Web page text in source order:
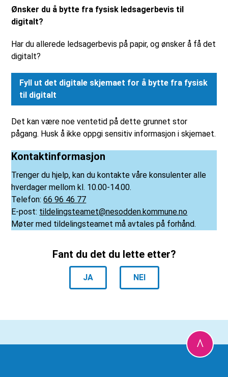
Ønsker du å bytte fra fysisk ledsagerbevis til
digitalt?
Har du allerede ledsagerbevis på papir, og ønsker å få det
digitalt?
Fyll ut det digitale skjemaet for å bytte fra fysisk
til digitalt
Det kan være noe ventetid på dette grunnet stor
pågang. Husk å ikke oppgi sensitiv informasjon i skjemaet.
Kontaktinformasjon
Trenger du hjelp, kan du kontakte våre konsulenter alle
hverdager mellom kl. 10.00-14.00.
Telefon:66 96 46 77
E-post: tildelingsteamet@nesodden.kommune.no
Møter med tildelingsteamet må avtales på forhånd.
Fant du det du lette etter?
JA NEI